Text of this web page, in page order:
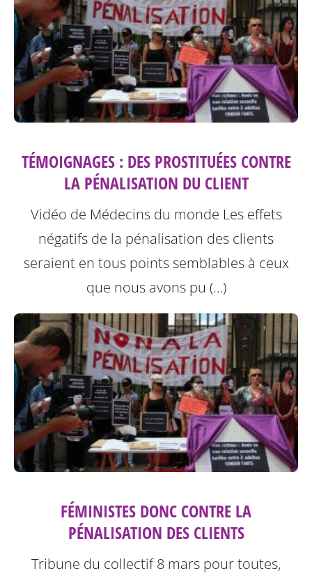
TÉMOIGNAGES : DES PROSTITUÉES CONTRE
LA PÉNALISATION DU CLIENT
Vidéo de Médecins du monde Les effets
négatifs de la pénalisation des clients
seraient en tous points semblables à ceux
que nous avons pu (…)
FÉMINISTES DONC CONTRE LA
PÉNALISATION DES CLIENTS
Tribune du collectif 8 mars pour toutes,